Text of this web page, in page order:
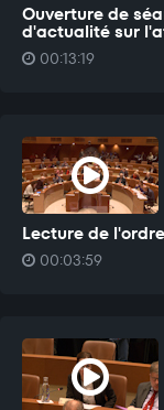
Ouverture de
d'actualité sur
00:13:19
Lecture de
00:03:59